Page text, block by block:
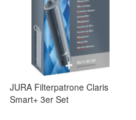
JURA Filterpatrone Claris
Smart+ 3er Set